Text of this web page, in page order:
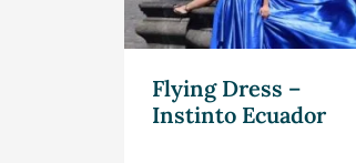
Flying Dress –
Instinto Ecuador